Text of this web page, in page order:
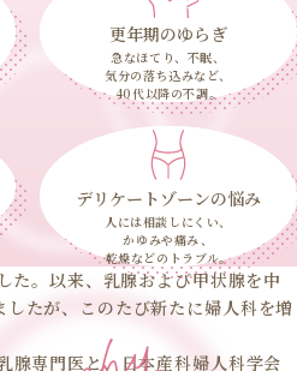
更年期のゆらぎ
急なほてり、不眠、
気分の落ち込みなど、
40代以降の不調。
デリケートゾーンの悩み
人には相談しにくい、
かゆみや痛み、
乾燥などのトラブル。
た。以来、乳腺および甲状腺を中
たが、このたび新たに婦人科を増
腺専門医と、日本産科婦人科学会